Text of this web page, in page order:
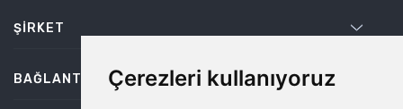
Çerezleri kullanıyoruz
ŞIRKET
BAĞLANTILAR